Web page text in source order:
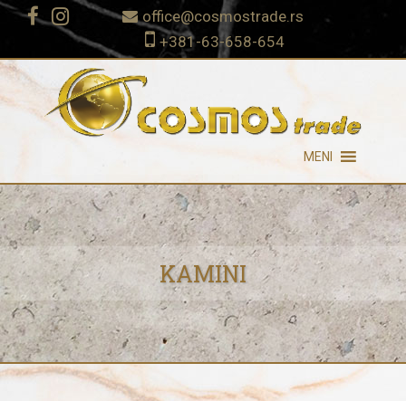
office@cosmostrade.rs
+381-63-658-654
MENI
KAMINI